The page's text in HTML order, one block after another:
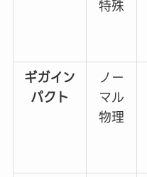
特殊
ギガイン
パクト
ノー
マル
物理